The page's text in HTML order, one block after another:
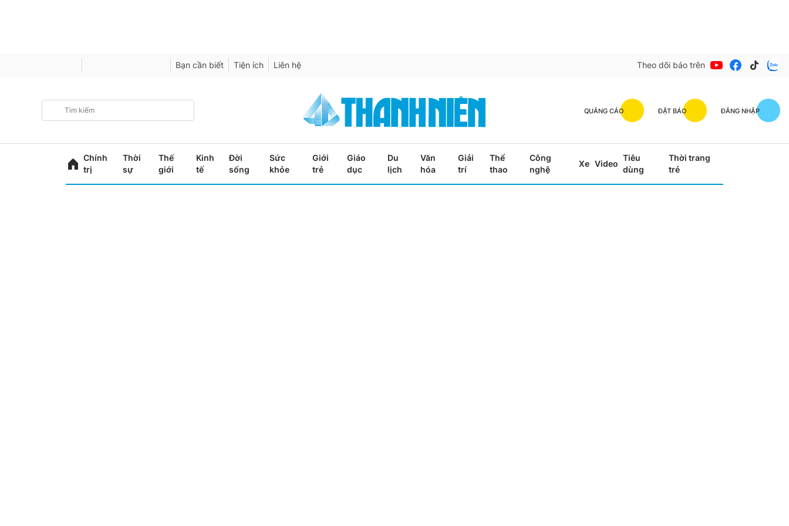
Bạn cần biết Tiện ích Liên hệ Theo dõi báo trên
QUẢNG CÁO ĐẶT BÁO ĐĂNG NHẬP
Chính
trị
Thời
sự
Thế
giới
Kinh
tế
Đời
sống
Sức
khỏe
Giới
trẻ
Giáo
dục
Du
lịch
Văn
hóa
Giải
trí
Thể
thao
Công
nghệ
Xe Video
Tiêu
dùng
Thời trang
trẻ